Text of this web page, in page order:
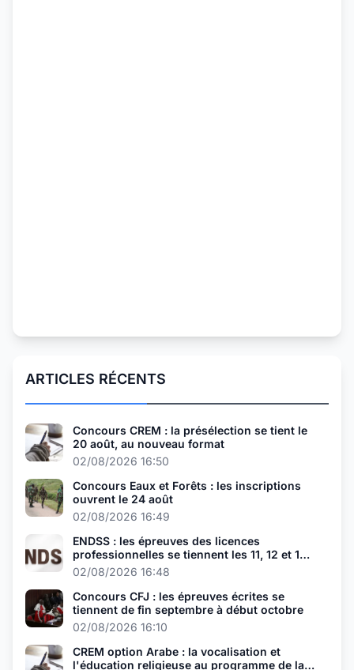
ARTICLES RÉCENTS
Concours CREM : la présélection se tient le
20 août, au nouveau format
02/08/2026 16:50
Concours Eaux et Forêts : les inscriptions
ouvrent le 24 août
02/08/2026 16:49
ENDSS : les épreuves des licences
professionnelles se tiennent les 11, 12 et 13
août
02/08/2026 16:48
Concours CFJ : les épreuves écrites se
tiennent de fin septembre à début octobre
02/08/2026 16:10
CREM option Arabe : la vocalisation et
l'éducation religieuse au programme de la